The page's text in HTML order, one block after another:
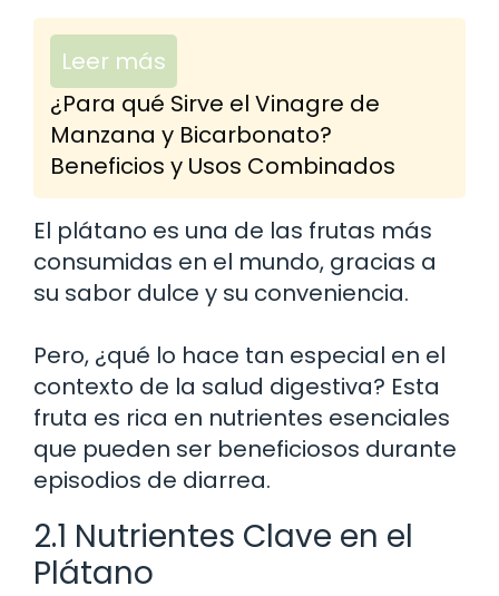
Leer más
¿Para qué Sirve el Vinagre de
Manzana y Bicarbonato?
Beneficios y Usos Combinados
El plátano es una de las frutas más
consumidas en el mundo, gracias a
su sabor dulce y su conveniencia.
Pero, ¿qué lo hace tan especial en el
contexto de la salud digestiva? Esta
fruta es rica en nutrientes esenciales
que pueden ser beneficiosos durante
episodios de diarrea.
2.1 Nutrientes Clave en el
Plátano